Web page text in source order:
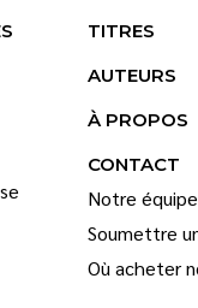
TITRES
AUTEURS
À PROPOS
CONTACT
Notre équipe
Soumettre
Où acheter